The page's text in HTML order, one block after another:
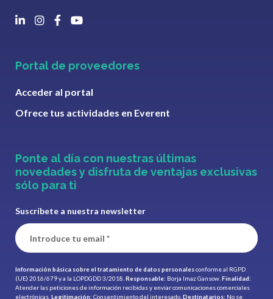
Portal de proveedores
Acceder al portal
Ofrece tus actividades en Everent
Ponte al día con nuestras últimas
novedades y disfruta de ventajas exclusivas
sólo para ti
Suscríbete a nuestra newsletter
Información básica sobre el tratamiento de datos personalesconforme al RGPD
(UE) 2016/679 y a la LOPDGDD 3/2018. Responsable: Borja Imaz Gansow. Finalidad:
Atender las peticiones de información recibidas y enviar comunicaciones comerciales
electrónicas. Legitimación: Consentimiento del interesado. Destinatarios: No se